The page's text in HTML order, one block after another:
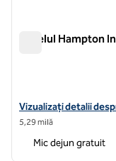
Hotelul Hampton
Vizualizați detaliile
Vizualizați detalii
5,29 milă
Mic dejun gratuit